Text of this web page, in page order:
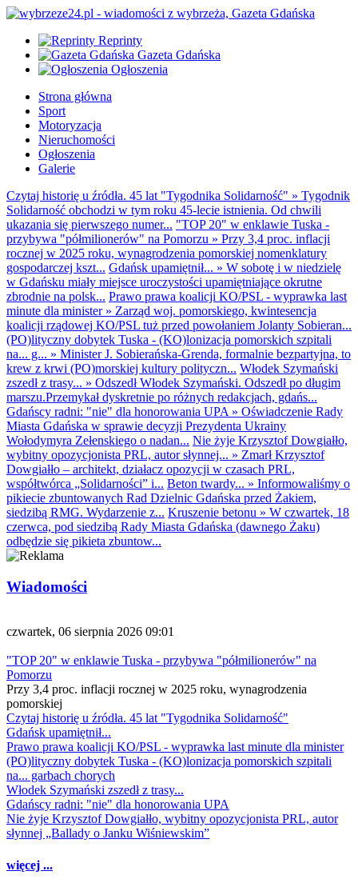
Reprinty
Gazeta Gdańska
Ogłoszenia
Strona główna
Sport
Motoryzacja
Nieruchomości
Ogłoszenia
Galerie
Czytaj historię u źródła. 45 lat "Tygodnika Solidarność" » Tygodnik
Solidarność obchodzi w tym roku 45-lecie istnienia. Od chwili
ukazania się pierwszego numer... "TOP 20" w enklawie Tuska -
przybywa "półmilionerów" na Pomorzu » Przy 3,4 proc. inflacji
rocznej w 2025 roku, wynagrodzenia pomorskiej nomenklatury
gospodarczej kszt... Gdańsk upamiętnił... » W sobotę i w niedzielę
w Gdańsku miały miejsce uroczystości upamiętniające okrutne
zbrodnie na polsk... Prawo prawa koalicji KO/PSL - wyprawka last
minute dla minister» Zarząd woj. pomorskiego, kwintesencja
koalicji rządowej KO/PSL tuż przed powołaniem Jolanty Sobieran...
(PO)lityczny dobytek Tuska - (KO)lonizacja pomorskich szpitali
na... g... » Minister J. Sobierańska-Grenda, formalnie bezpartyjna, to
krew z krwi (PO)morskiej kultury polityczn... Włodek Szymański
zszedł z trasy... » Odszedł Włodek Szymański. Odszedł po długim
marszu.Przemykał dyskretnie po różnych redakcjach, gdańs...
Gdańscy radni: "nie" dla honorowania UPA » Oświadczenie Rady
Miasta Gdańska w sprawie decyzji Prezydenta Ukrainy
Wołodymyra Zełenskiego o nadan... Nie żyje Krzysztof Dowgiałło,
wybitny opozycjonista PRL, autor słynnej... » Zmarł Krzysztof
Dowgiałło – architekt, działacz opozycji w czasach PRL,
współtwórca „Solidarności” i... Beton twardy... » Informowaliśmy o
pikiecie zbuntowanych Rad Dzielnic Gdańska przed Żakiem,
siedzibą RMG. Wydarzenie z... Kruszenie betonu » W czwartek, 18
czerwca, pod siedzibą Rady Miasta Gdańska (dawnego Żaku)
odbędzie się pikieta zbuntow...
Wiadomości
czwartek, 06 sierpnia 2026 09:01
"TOP 20" w enklawie Tuska - przybywa "półmilionerów" na
Pomorzu
Przy 3,4 proc. inflacji rocznej w 2025 roku, wynagrodzenia
pomorskiej
Czytaj historię u źródła. 45 lat "Tygodnika Solidarność"
Gdańsk upamiętnił...
Prawo prawa koalicji KO/PSL - wyprawka last minute dla minister
(PO)lityczny dobytek Tuska - (KO)lonizacja pomorskich szpitali
na... garbach chorych
Włodek Szymański zszedł z trasy...
Gdańscy radni: "nie" dla honorowania UPA
Nie żyje Krzysztof Dowgiałło, wybitny opozycjonista PRL, autor
słynnej „Ballady o Janku Wiśniewskim”
więcej ...